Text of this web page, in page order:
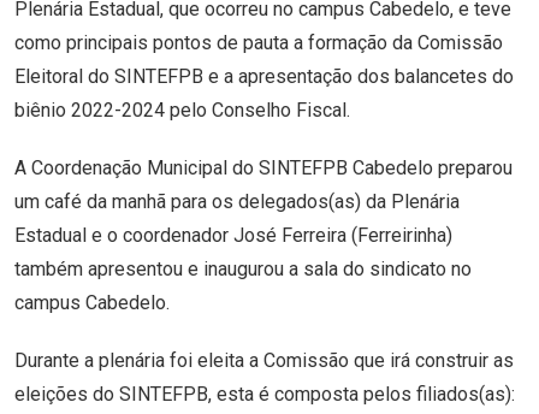
Plenária Estadual, que ocorreu no campus Cabedelo, e teve
como principais pontos de pauta a formação da Comissão
Eleitoral do SINTEFPB e a apresentação dos balancetes do
biênio 2022-2024 pelo Conselho Fiscal.
A Coordenação Municipal do SINTEFPB Cabedelo preparou
um café da manhã para os delegados(as) da Plenária
Estadual e o coordenador José Ferreira (Ferreirinha)
também apresentou e inaugurou a sala do sindicato no
campus Cabedelo.
Durante a plenária foi eleita a Comissão que irá construir as
eleições do SINTEFPB, esta é composta pelos filiados(as):